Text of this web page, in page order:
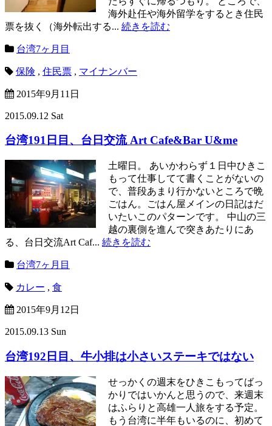
海外赴任や海外留学をするとき住民
票を抜く（海外転出する... 続きを読む
台湾7ヶ月目
保険 , 住民票 , マイナンバー
2015年9月11日
2015.09.12 Sat
台湾191日目、台日交流 Art Cafe&Bar U&me
土曜日。 あいかわらず１日中ひきこ
もって仕事してて書くことがないの
で、普段あまり行かないところで晩
ごはん。ごはん屋メインの日記はだ
いたいこのパターンです。 中山の三
越の裏側を進んで突きあたりにあ
る、台日交流Art Caf... 続きを読む
台湾7ヶ月目
カレー , 食
2015年9月12日
2015.09.13 Sun
台湾192日目、牛小排は小さいステーキではない
せっかくの週末をひきこもってばっ
かりではいかんと思うので、来週末
はふらりと高雄一人旅をする予定。
もう台湾に半年もいるのに、初めて